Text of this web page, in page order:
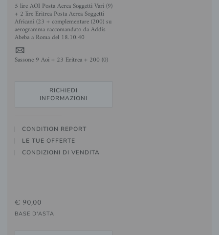
5 lire AOI Posta Aerea Soggetti Vari (9)
+ 2 lire Eritrea Posta Aerea Soggetti
Africani (23 + complementare (200) su
aerogramma raccomandato da Addis
Abeba a Roma del 18.10.40
4
Sassone 9 Aoi + 23 Eritrea + 200 (0)
RICHIEDI
INFORMAZIONI
CONDITION REPORT
LE TUE OFFERTE
CONDIZIONI DI VENDITA
€ 90,00
BASE D'ASTA